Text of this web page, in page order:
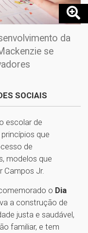
da
se
SOCIAIS
escolar de
que
de
modelos que
Campos Jr.
o Dia
a construção de
justa e saudável,
familiar, e tem